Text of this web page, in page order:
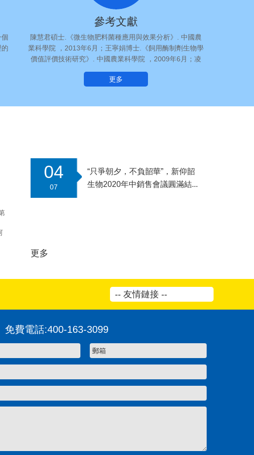
參考文獻
陳慧君碩士.《微生物肥料菌種應用與效果分析》. 中國農
業科學院 ，2013年6月；王寧娟博士.《飼用酶制劑生物學
價值評價技術研究》. 中國農業科學院 ，2009年6月；凌
飼料工業，2009年9月；柴先琦，冷向軍，張民，劉國
更多
04
07
“只爭朝夕，不負韶華”，新仰韶
生物2020年中銷售會議圓滿結...
更多
-- 友情鏈接 --
費電話:400-163-3099